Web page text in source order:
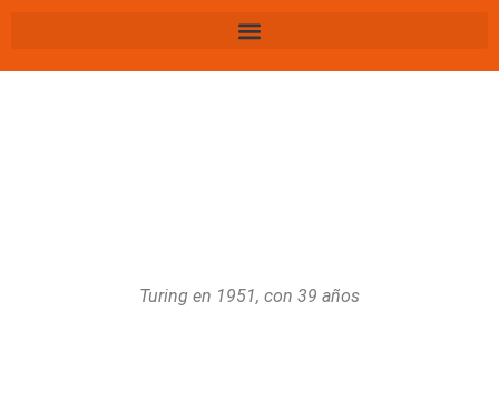
Turing en 1951, con 39 años